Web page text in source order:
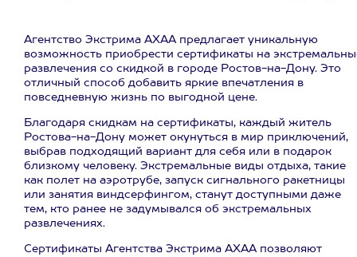
Агентство Экстрима АХАА предлагает уникальную
возможность приобрести сертификаты на
развлечения со скидкой в городе Ростов-на-Дону. Это
отличный способ добавить яркие впечатления в
повседневную жизнь по выгодной цене.
Благодаря скидкам на сертификаты, каждый житель
Ростова-на-Дону может окунуться в мир приключений,
выбрав подходящий вариант для себя или в подарок
близкому человеку. Экстремальные виды отдыха, такие
как полет на аэротрубе, запуск сигнального ракетницы
или занятия виндсерфингом, станут доступными даже
тем, кто ранее не задумывался об экстремальных
развлечениях.
Сертификаты Агентства Экстрима АХАА позволяют